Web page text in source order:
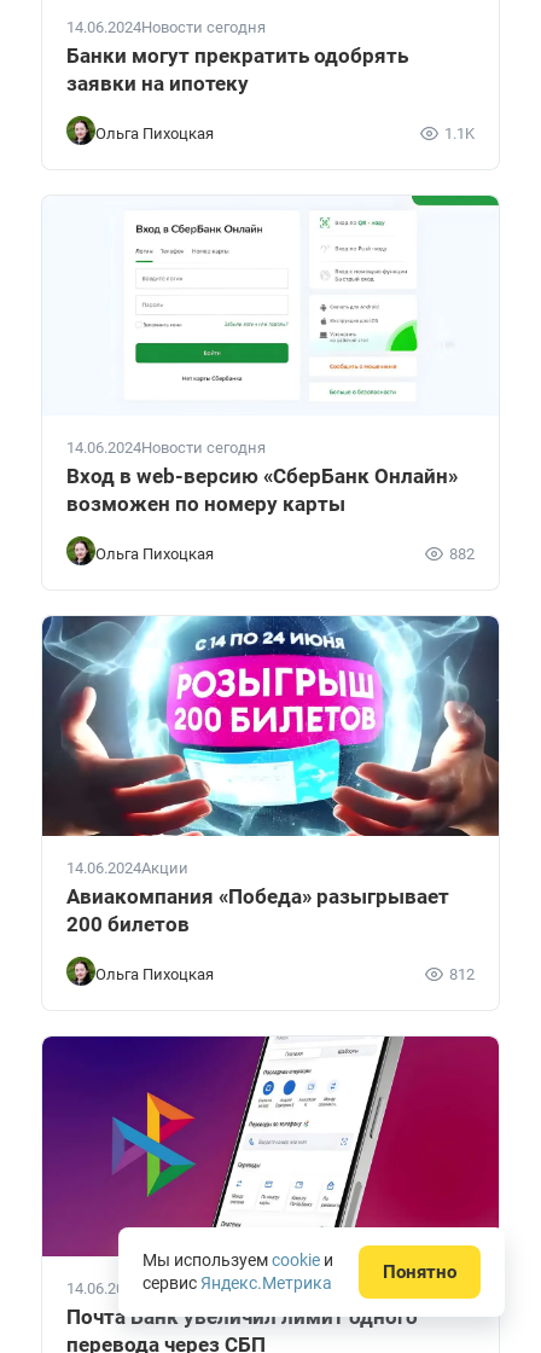
14.06.2024Новости сегодня
Банки могут прекратить одобрять
заявки на ипотеку
Ольга Пихоцкая 1.1K
14.06.2024Новости сегодня
Вход в web-версию «СберБанк Онлайн»
возможен по номеру карты
Ольга Пихоцкая 882
14.06.2024Акции
Авиакомпания «Победа» разыгрывает
200 билетов
Ольга Пихоцкая 812
14.06.2024 Новости сегодня
Почта Банк увеличил лимит одного
перевода через СБП
Мы используемcookie и
сервис Яндекс.Метрика Понятно